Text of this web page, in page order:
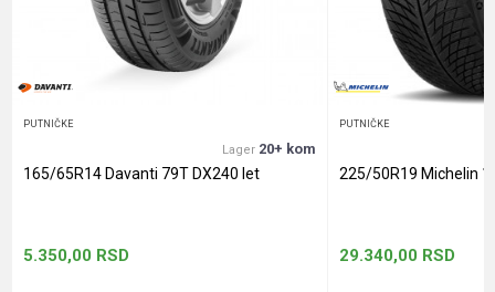
Anti-spam zaštita - izračunajte koliko je 9 - 4 :
PUTNIČKE
Lager 20+ kom
165/65R14 Davanti 79T DX240 let
5.350,00 RSD
PUTNIČKE
225/50R19 Michelin
29.340,00 RSD